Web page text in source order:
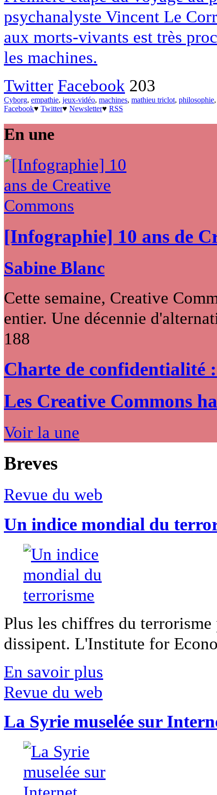
psychanalyste Vincent Le
aux morts-vivants est très
les machines.
Twitter Facebook 203
Cyborg, empathie, jeux-vidéo, machines, mathieu triclot, philosophie
Facebook♥ Twitter♥ Newsletter♥ RSS
En une
[Infographie] 10 ans de
Sabine Blanc
Cette semaine, Creative
entier. Une décennie
188
Charte de confidentialité
Les Creative Commons
Voir la une
Breves
Revue du web
Un indice mondial du
Plus les chiffres du
dissipent. L'Institute for
En savoir plus
Revue du web
La Syrie muselée sur